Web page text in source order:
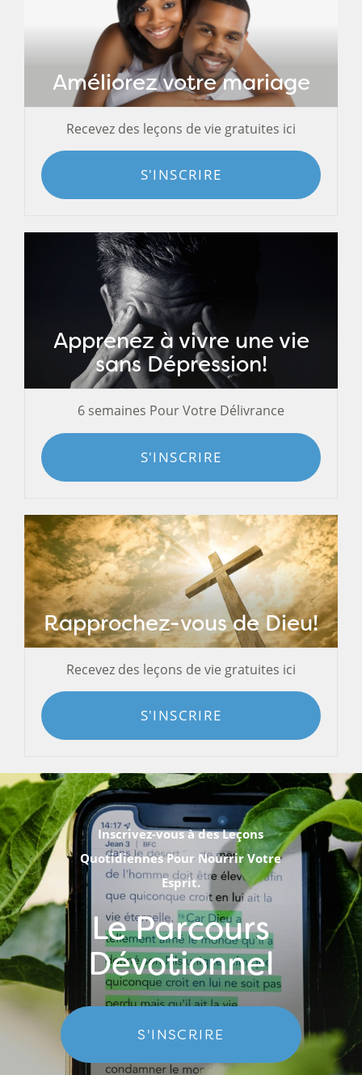
Améliorez votre mariage
Recevez des leçons de vie gratuites ici
S'INSCRIRE
Apprenez à vivre une vie
sans Dépression!
6 semaines Pour Votre Délivrance
S'INSCRIRE
Rapprochez-vous de Dieu!
Recevez des leçons de vie gratuites ici
S'INSCRIRE
Inscrivez-vous à des Leçons
Quotidiennes Pour Nourrir Votre
Esprit.
Le Parcours
Dévotionnel
S'INSCRIRE